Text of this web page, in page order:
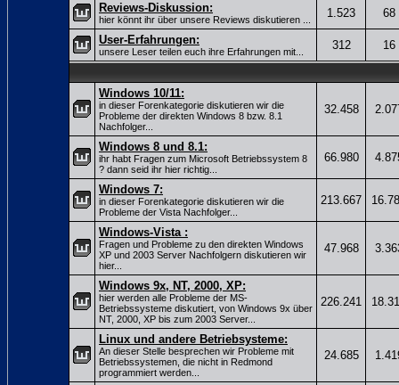
Reviews-Diskussion:
hier könnt ihr über unsere Reviews diskutieren ... 1.523
68
User-Erfahrungen:
unsere Leser teilen euch ihre Erfahrungen mit... 312 16
Windows 10/11:
in dieser Forenkategorie diskutieren wir die
Probleme der direkten Windows 8 bzw. 8.1
Nachfolger...
32.458
Windows 8 und 8.1:
ihr habt Fragen zum Microsoft Betriebssystem 8
? dann seid ihr hier richtig...
66.980
Windows 7:
in dieser Forenkategorie diskutieren wir die
Probleme der Vista Nachfolger...
213.667
Windows-Vista :
Fragen und Probleme zu den direkten Windows
XP und 2003 Server Nachfolgern diskutieren wir
hier...
47.968
Windows 9x, NT, 2000, XP:
hier werden alle Probleme der MS-
Betriebssysteme diskutiert, von Windows 9x über
NT, 2000, XP bis zum 2003 Server...
226.241
Linux und andere Betriebsysteme:
An dieser Stelle besprechen wir Probleme mit
Betriebssystemen, die nicht in Redmond
programmiert werden...
24.685